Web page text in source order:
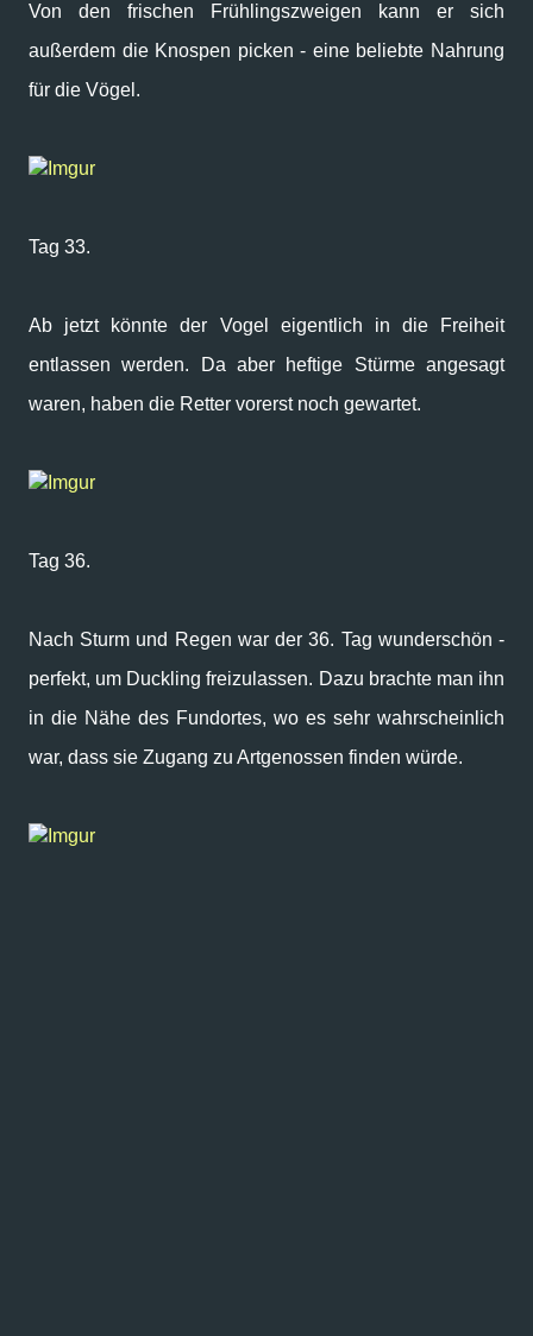
Von den frischen Frühlingszweigen kann er sich
außerdem die Knospen picken - eine beliebte Nahrung
für die Vögel.
Imgur
Tag 33.
Ab jetzt könnte der Vogel eigentlich in die Freiheit
entlassen werden. Da aber heftige Stürme angesagt
waren, haben die Retter vorerst noch gewartet.
Imgur
Tag 36.
Nach Sturm und Regen war der 36. Tag wunderschön -
perfekt, um Duckling freizulassen. Dazu brachte man ihn
in die Nähe des Fundortes, wo es sehr wahrscheinlich
war, dass sie Zugang zu Artgenossen finden würde.
Imgur